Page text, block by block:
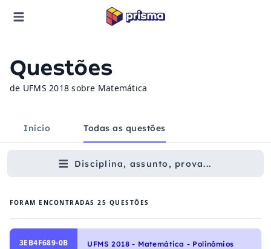
Questões
de UFMS 2018 sobre Matemática
Início Todas as questões
Disciplina, assunto, prova...
FORAM ENCONTRADAS 25 QUESTÕES
3EB4F689-0B UFMS 2018 - Matemática - Polinômios